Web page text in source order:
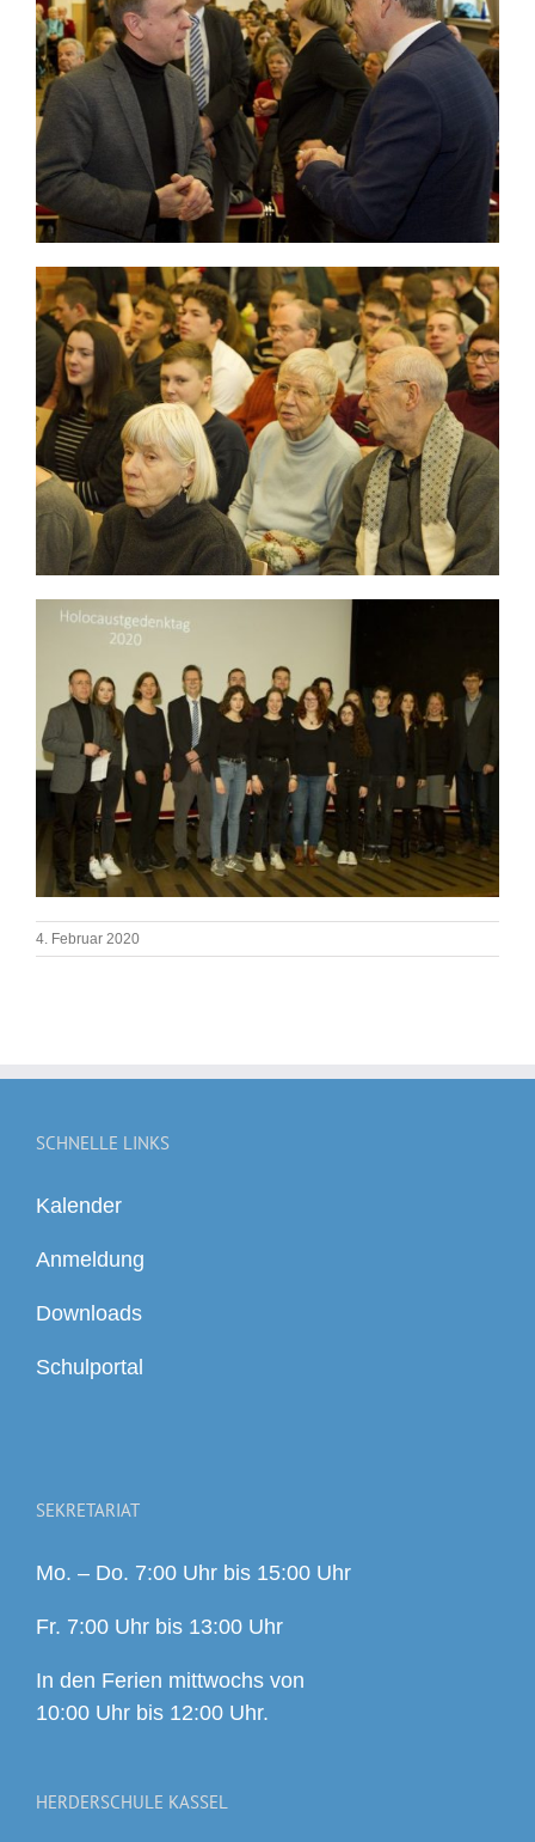
4. Februar 2020
SCHNELLE LINKS
Kalender
Anmeldung
Downloads
Schulportal
SEKRETARIAT
Mo. – Do. 7:00 Uhr bis 15:00 Uhr
Fr. 7:00 Uhr bis 13:00 Uhr
In den Ferien mittwochs von
10:00 Uhr bis 12:00 Uhr.
HERDERSCHULE KASSEL